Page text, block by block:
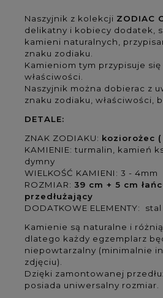
Naszyjnik z kolekcji ZODIAC
delikatny i kobiecy dodatek,
kamieni naturalnych,
znaku zodiaku.
Kamieniom tym przypisuje
właściwości.
Naszyjnik można dobierac z
znaku zodiaku, właściwości,
DETALE:
ZNAK ZODIAKU: koziorożec (
KAMIENIE: turmalin, kamień
dymny
WIELKOŚĆ KAMIENI: 3 - 4mm
ROZMIAR: 39 cm + 5 cm
przedłużający
DODATKOWE ELEMENTY:
Kamienie są naturalne i
dlatego każdy egzemplarz
niepowtarzalny (minimalnie
zdjęciu).
Dzięki zamontowanej
posiada uniwersalny rozmiar.